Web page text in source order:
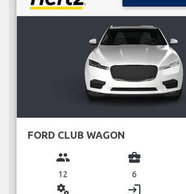
FORD CLUB WAGON
group
12
business_center
6
miscellaneous_services login